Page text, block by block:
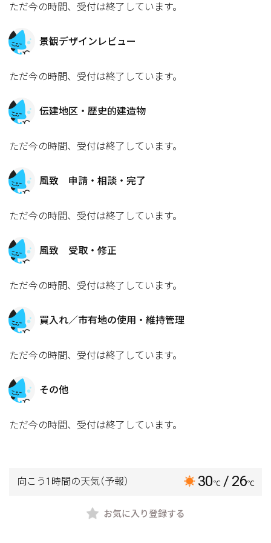
ただ今の時間、受付は終了しています。
景観デザインレビュー
ただ今の時間、受付は終了しています。
伝建地区・歴史的建造物
ただ今の時間、受付は終了しています。
風致 申請・相談・完了
ただ今の時間、受付は終了しています。
風致 受取・修正
ただ今の時間、受付は終了しています。
買入れ／市有地の使用・維持管理
ただ今の時間、受付は終了しています。
その他
ただ今の時間、受付は終了しています。
向こう1時間の天気（予報） 30℃ / 26℃
お気に入り登録する